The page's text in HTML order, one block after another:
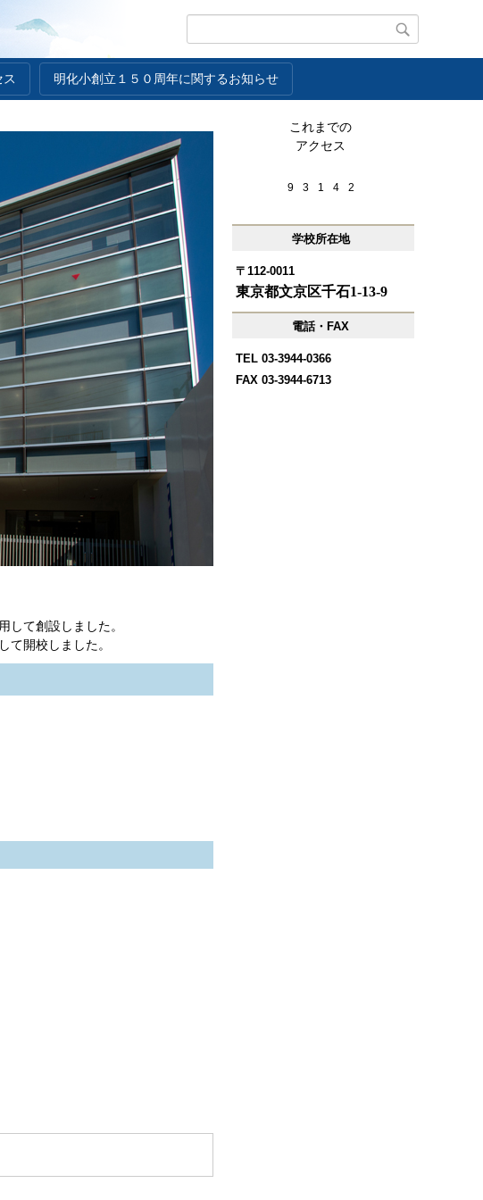
ス 明化小創立１５０周年に関するお知らせ
して創設しました。
て開校しました。
これまでの
アクセス
9 3 1 4 2
学校所在地
〒112-0011
東京都文京区千石1-13-9
電話・FAX
TEL 03-3944-0366
FAX 03-3944-6713